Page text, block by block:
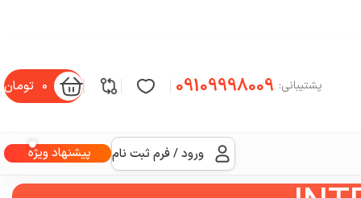
پشتیبانی: 09109998009
0 تومان
ورود / فرم ثبت نام پیشنهاد ویژه